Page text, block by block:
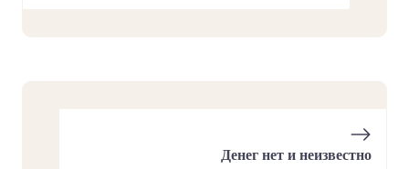
Денег нет и неизвестно